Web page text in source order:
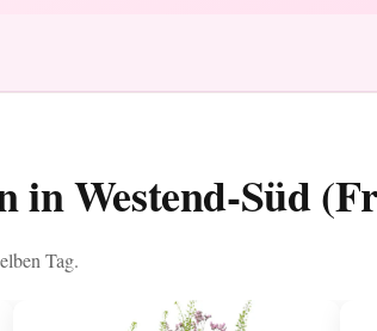
in Westend-Süd
Tag.